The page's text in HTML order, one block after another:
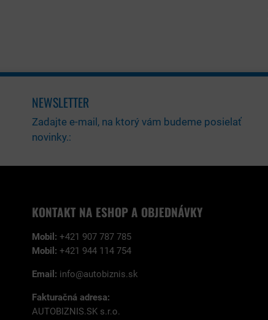
NEWSLETTER
Zadajte e-mail, na ktorý vám budeme posielať
novinky.:
KONTAKT NA ESHOP A OBJEDNÁVKY
Mobil: +421 907 787 785
Mobil: +421 944 114 754
Email: info@autobiznis.sk
Fakturačná adresa:
AUTOBIZNIS.SK s.r.o.